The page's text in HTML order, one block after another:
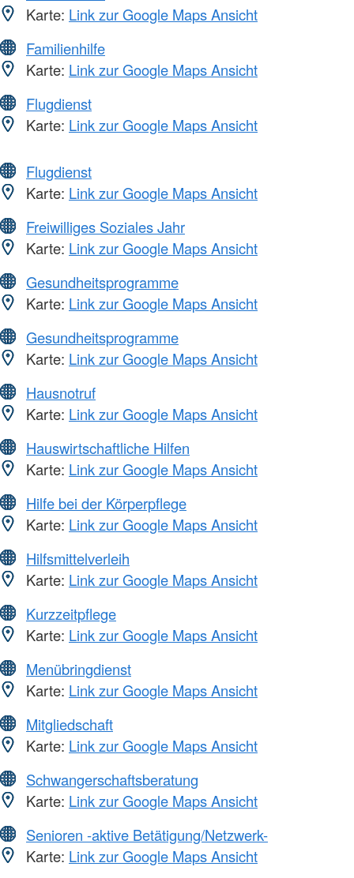
Karte: Link zur Google Maps Ansicht
Familienhilfe
Karte: Link zur Google Maps Ansicht
Flugdienst
Karte: Link zur Google Maps Ansicht
Flugdienst
Karte: Link zur Google Maps Ansicht
Freiwilliges Soziales Jahr
Karte: Link zur Google Maps Ansicht
Gesundheitsprogramme
Karte: Link zur Google Maps Ansicht
Gesundheitsprogramme
Karte: Link zur Google Maps Ansicht
Hausnotruf
Karte: Link zur Google Maps Ansicht
Hauswirtschaftliche Hilfen
Karte: Link zur Google Maps Ansicht
Hilfe bei der Körperpflege
Karte: Link zur Google Maps Ansicht
Hilfsmittelverleih
Karte: Link zur Google Maps Ansicht
Kurzzeitpflege
Karte: Link zur Google Maps Ansicht
Menübringdienst
Karte: Link zur Google Maps Ansicht
Mitgliedschaft
Karte: Link zur Google Maps Ansicht
Schwangerschaftsberatung
Karte: Link zur Google Maps Ansicht
Senioren -aktive Betätigung/Netzwerk-
Karte: Link zur Google Maps Ansicht